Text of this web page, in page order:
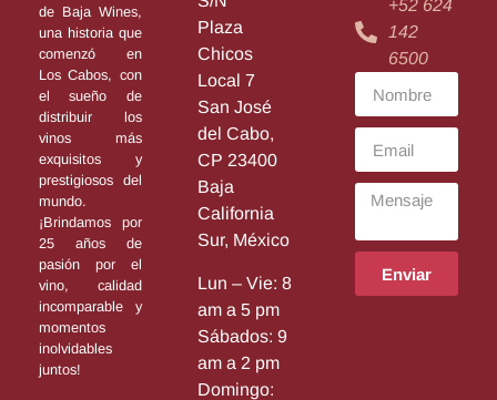
de Baja Wines,
una historia que
comenzó en
Los Cabos, con
el sueño de
distribuir los
vinos más
exquisitos y
prestigiosos del
mundo.
¡Brindamos por
25 años de
pasión por el
vino, calidad
incomparable y
momentos
inolvidables
juntos!
Plaza
Chicos
Local 7
San José
del Cabo,
CP 23400
Baja
California
Sur, México
Lun – Vie: 8
am a 5 pm
Sábados: 9
am a 2 pm
Domingo:
+52 624
142
6500
Enviar